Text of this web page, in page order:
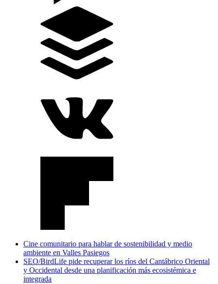
Cine comunitario para hablar de sostenibilidad y medio
ambiente en Valles Pasiegos
SEO/BirdLife pide recuperar los ríos del Cantábrico Oriental
y Occidental desde una planificación más ecosistémica e
integrada